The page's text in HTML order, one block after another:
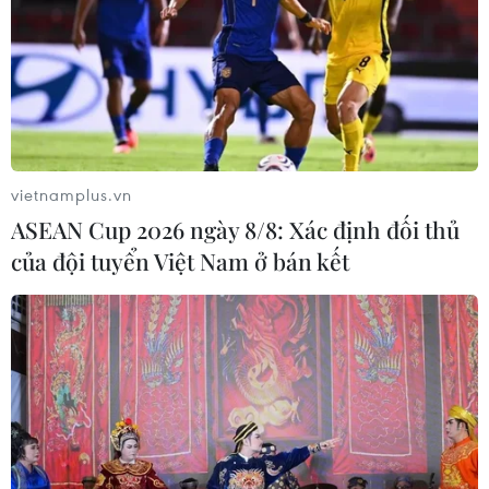
Thái Lan: Ôtô lao vào trung tâm
chăm sóc trẻ làm khoảng nạn nhân
bị thương
07/08/2026 08:13
Thủ tướng Thái Lan chỉ đạo khẩn sau
vụ xả súng tại trường học
07/08/2026 06:37
Thái Lan: Xả súng gây thương vong
tại trường học ở Nonthaburi
07/08/2026 05:12
vietnamplus.vn
ASEAN Cup 2026 ngày 8/8: Xác định đối thủ
của đội tuyển Việt Nam ở bán kết